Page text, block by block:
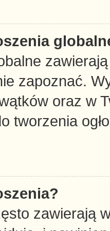
zapoznać.
oraz w
tworzenia
zawierają